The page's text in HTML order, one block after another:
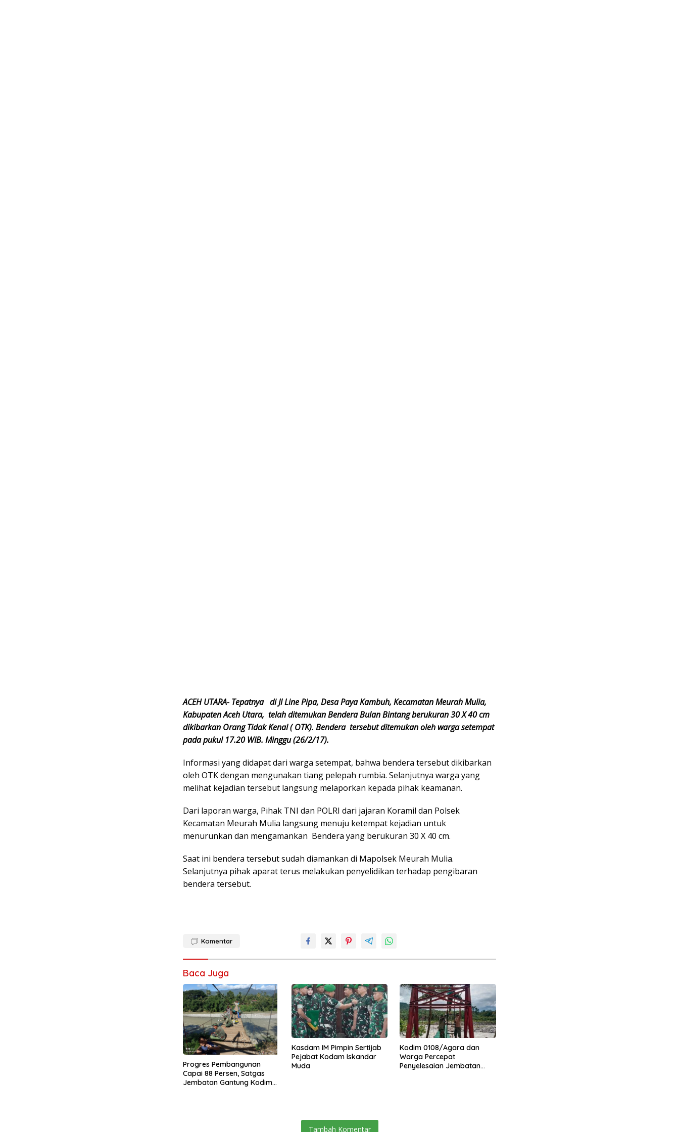
ACEH UTARA- Tepatnya di Jl Line Pipa, Desa Paya Kambuh, Kecamatan Meurah Mulia,
Kabupaten Aceh Utara, telah ditemukan Bendera Bulan Bintang berukuran 30 X 40 cm
dikibarkan Orang Tidak Kenal ( OTK). Bendera tersebut ditemukan oleh warga setempat
pada pukul 17.20 WIB. Minggu (26/2/17).
Informasi yang didapat dari warga setempat, bahwa bendera tersebut dikibarkan
oleh OTK dengan mengunakan tiang pelepah rumbia. Selanjutnya warga yang
melihat kejadian tersebut langsung melaporkan kepada pihak keamanan.
Dari laporan warga, Pihak TNI dan POLRI dari jajaran Koramil dan Polsek
Kecamatan Meurah Mulia langsung menuju ketempat kejadian untuk
menurunkan dan mengamankan Bendera yang berukuran 30 X 40 cm.
Saat ini bendera tersebut sudah diamankan di Mapolsek Meurah Mulia.
Selanjutnya pihak aparat terus melakukan penyelidikan terhadap pengibaran
bendera tersebut.
Komentar
Baca Juga
Progres Pembangunan
Capai 88 Persen, Satgas
Jembatan Gantung Kodim
Kasdam IM Pimpin Sertijab
Pejabat Kodam Iskandar
Muda
Kodim 0108/Agara dan
Warga Percepat
Penyelesaian Jembatan
Tambah Komentar